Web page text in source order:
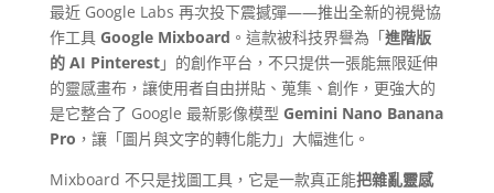
最近 Google Labs 再次投下震撼彈——推出全新的視覺協
作工具 Google Mixboard 。這款被科技界譽為「進階版
的 AI Pinterest」的創作平台，不只提供一張能無限延伸
的靈感畫布，讓使用者自由拼貼、蒐集、創作，更強大的
是它整合了 Google 最新影像模型 Gemini Nano Banana
Pro ，讓「圖片與文字的轉化能力」大幅進化。
Mixboard 不只是找圖工具，它是一款真正能把雜亂靈感